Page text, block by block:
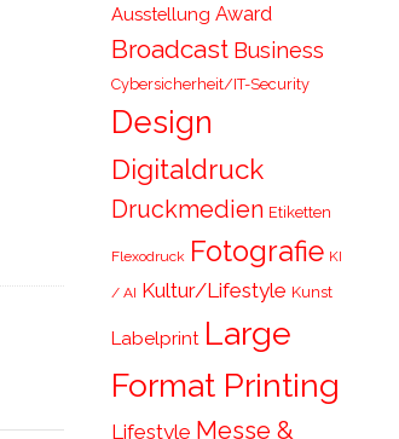
Ausstellung Award
Broadcast Business
Cybersicherheit/IT-Security
Design
Digitaldruck
Druckmedien Etiketten
Flexodruck Fotografie KI
/ AI Kultur/Lifestyle Kunst
Labelprint Large
Format Printing
Lifestyle Messe &